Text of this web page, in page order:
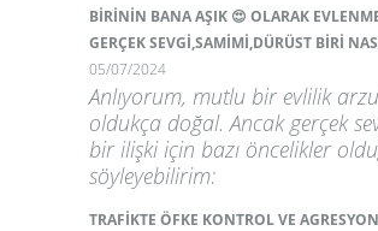
BİRİNİN BANA AŞIK 😍 OLARAK
GERÇEK SEVGİ,SAMİMİ,DÜRÜST BİRİ
05/07/2024
Anlıyorum, mutlu bir evlilik
oldukça doğal. Ancak gerçek
bir ilişki için bazı öncelikler
söyleyebilirim:
TRAFİKTE ÖFKE KONTROL VE